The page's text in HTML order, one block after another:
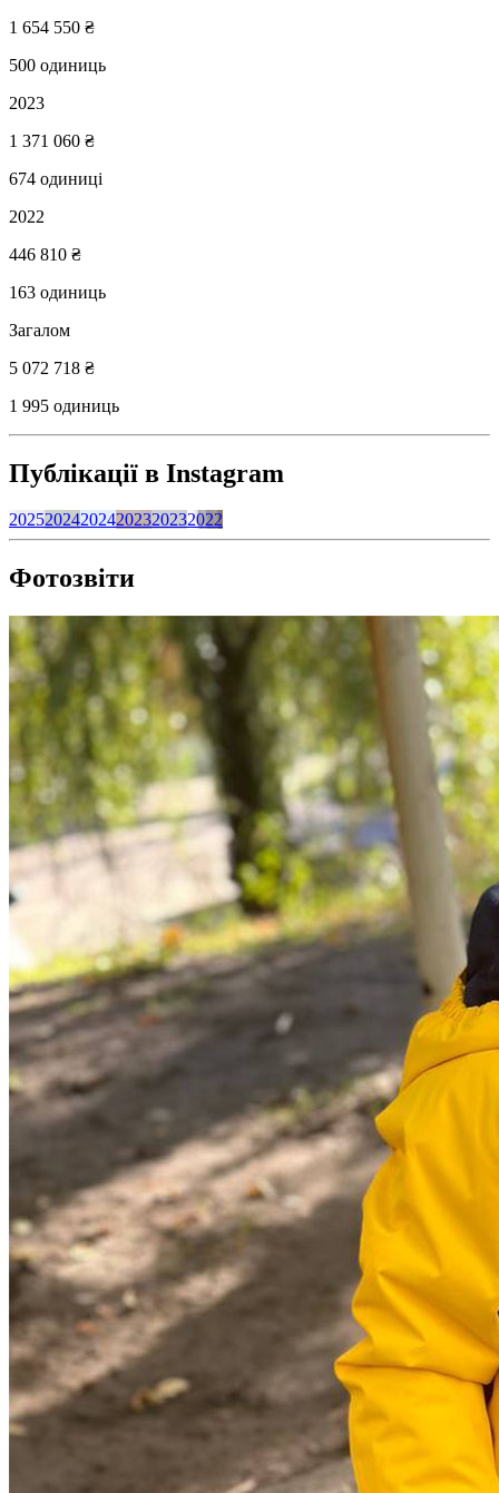
1 654 550 ₴
500 одиниць
2023
1 371 060 ₴
674 одиниці
2022
446 810 ₴
163 одиниць
Загалом
5 072 718 ₴
1 995 одиниць
Публікації в Instagram
202520242024202320232022
Фотозвіти